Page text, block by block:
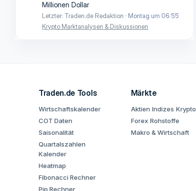
Millionen Dollar
Letzter: Traden.de Redaktion
Montag um 06:55
Krypto Marktanalysen & Diskussionen
Traden.de Tools
Wirtschaftskalender
COT Daten
Saisonalität
Quartalszahlen
Kalender
Heatmap
Fibonacci Rechner
Pip Rechner
Märkte
Aktien Indizes Krypto
Forex Rohstoffe
Makro & Wirtschaft